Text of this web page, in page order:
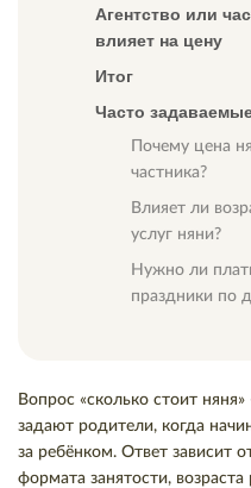
Агентство или
влияет на цену
Итог
Часто
Почему цена
частника?
Влияет ли
услуг няни?
Нужно ли
праздники по
Вопрос «сколько стоит
задают родители, когда
за ребёнком. Ответ зависит
формата занятости,